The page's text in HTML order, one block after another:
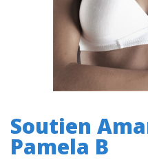
Soutien
Pamela B